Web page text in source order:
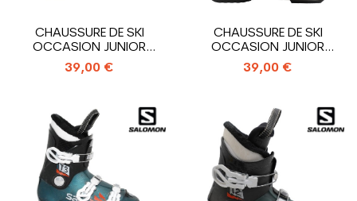
CHAUSSURE DE SKI
OCCASION JUNIOR
ROSSIGNOL HERO J3_3...
39,00 €
CHAUSSURE DE SKI
OCCASION JUNIOR
ROSSIGNOL HERO J4_4...
39,00 €